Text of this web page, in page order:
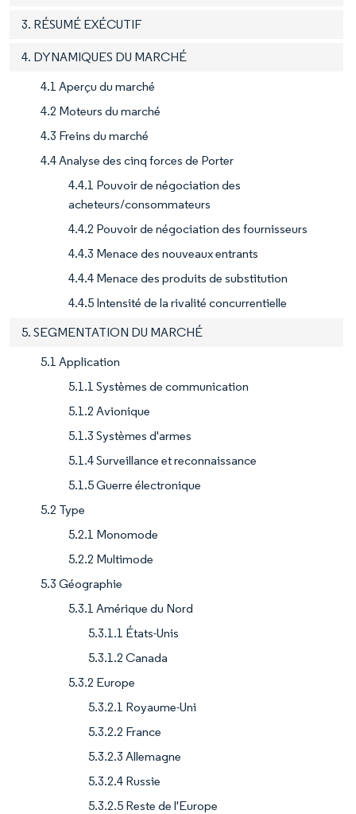
3. RÉSUMÉ EXÉCUTIF
4. DYNAMIQUES DU MARCHÉ
4.1 Aperçu du marché
4.2 Moteurs du marché
4.3 Freins du marché
4.4 Analyse des cinq forces de Porter
4.4.1 Pouvoir de négociation des
acheteurs/consommateurs
4.4.2 Pouvoir de négociation des fournisseurs
4.4.3 Menace des nouveaux entrants
4.4.4 Menace des produits de substitution
4.4.5 Intensité de la rivalité concurrentielle
5. SEGMENTATION DU MARCHÉ
5.1 Application
5.1.1 Systèmes de communication
5.1.2 Avionique
5.1.3 Systèmes d'armes
5.1.4 Surveillance et reconnaissance
5.1.5 Guerre électronique
5.2 Type
5.2.1 Monomode
5.2.2 Multimode
5.3 Géographie
5.3.1 Amérique du Nord
5.3.1.1 États-Unis
5.3.1.2 Canada
5.3.2 Europe
5.3.2.1 Royaume-Uni
5.3.2.2 France
5.3.2.3 Allemagne
5.3.2.4 Russie
5.3.2.5 Reste de l'Europe